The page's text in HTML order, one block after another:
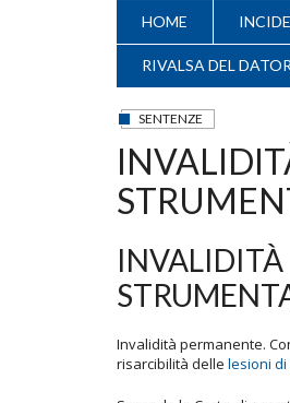
HOME
RIVALSA DEL
SENTENZE
Invalidità permanente.
risarcibilità delle lesioni